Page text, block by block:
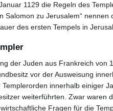
1129 die Regeln des
Salomon zu Jerusalem“ nennen
des ersten Tempels in
der Juden aus Frankreich
vor der Ausweisung
innerhalb einiger
weiterführten. Zwar
Fragen für die